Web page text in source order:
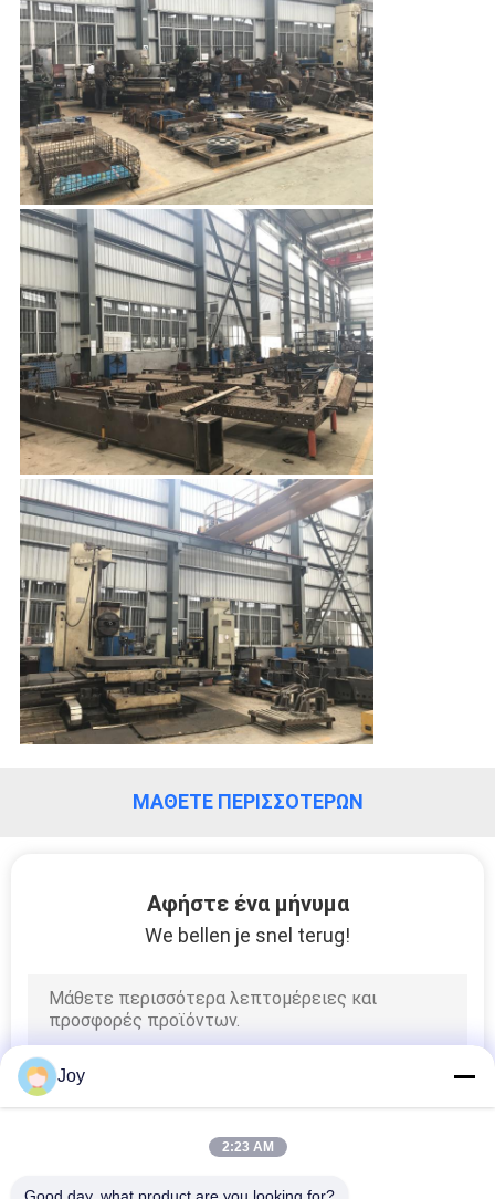
ΜΆΘΕΤΕ ΠΕΡΙΣΣΌΤΕΡΩΝ
Αφήστε ένα μήνυμα
We bellen je snel terug!
Joy
2:23 AM